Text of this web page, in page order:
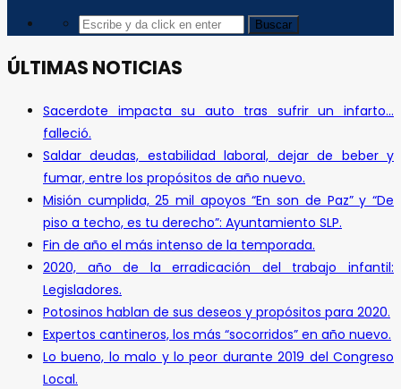
ÚLTIMAS NOTICIAS
Sacerdote impacta su auto tras sufrir un infarto…
falleció.
Saldar deudas, estabilidad laboral, dejar de beber y
fumar, entre los propósitos de año nuevo.
Misión cumplida, 25 mil apoyos “En son de Paz” y “De
piso a techo, es tu derecho”: Ayuntamiento SLP.
Fin de año el más intenso de la temporada.
2020, año de la erradicación del trabajo infantil:
Legisladores.
Potosinos hablan de sus deseos y propósitos para 2020.
Expertos cantineros, los más “socorridos” en año nuevo.
Lo bueno, lo malo y lo peor durante 2019 del Congreso
Local.